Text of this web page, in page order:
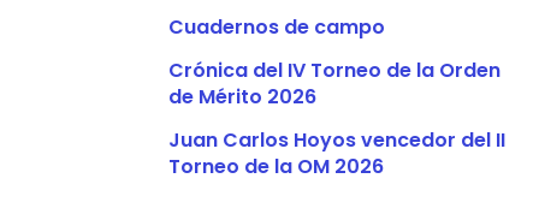
Cuadernos de campo
Crónica del IV Torneo de la Orden
de Mérito 2026
Juan Carlos Hoyos vencedor del II
Torneo de la OM 2026